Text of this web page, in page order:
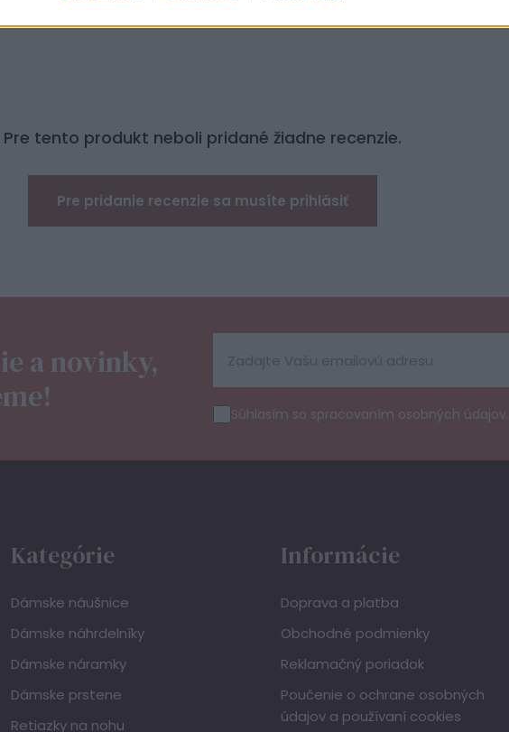
Pre tento produkt neboli pridané žiadne recenzie.
Pre pridanie recenzie sa musíte prihlásiť
a novinky,
Súhlasím so spracovaním osobných údajov.
Kategórie
Dámske náušnice
Dámske náhrdelníky
Dámske náramky
Dámske prstene
Retiazky na nohu
Informácie
Doprava a platba
Obchodné podmienky
Reklamačný poriadok
Poučenie o ochrane osobných
údajov a používaní cookies